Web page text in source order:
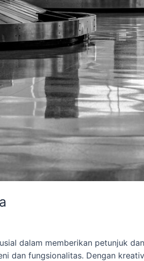
dalam memberikan petunjuk
dan fungsionalitas. Dengan